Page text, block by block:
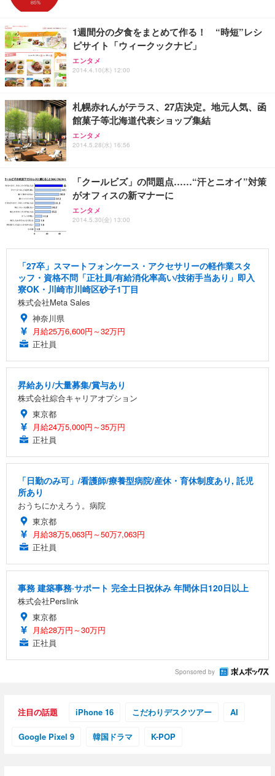
1週間分の夕食をまとめて作る！ “時短”レシ
ピサイト「ウィークックナビ」
エンタメ
2014.4.10(木) 12:00
札幌赤れんがテラス、27店決定。地元人気、函
館菓子等北海道代表ショップ集結
エンタメ
2014.5.28(水) 16:56
「クールビズ」の問題点……“汗とニオイ”対策
がオフィスの新マナーに
エンタメ
2014.5.30(金) 13:00
「27卒」スマートフォンケース・アクセサリーの軽作業スタ
ッフ・資格不問「正社員/有給消化率高い/技術手当あり」即入
寮OK・川崎市川崎区砂子1丁目
株式会社Meta Sales
神奈川県
月給25万6,600円～32万円
正社員
昇給あり/大量募集/賞与あり
株式会社綜合キャリアオプション
東京都
月給24万5,000円～35万円
正社員
「日勤のみ可」/看護師/療養型病院/産休・育休制度あり, 託児
所あり
おうちにかえろう。病院
東京都
月給38万5,063円～50万7,063円
正社員
事務 建築事務·サポート 完全土日祝休み 年間休日120日以上
株式会社Perslink
東京都
月給28万円～30万円
正社員
Sponsored by
注目の話題 iPhone 16 こだわりデスクツアー AI
Google Pixel 9 韓国ドラマ K-POP